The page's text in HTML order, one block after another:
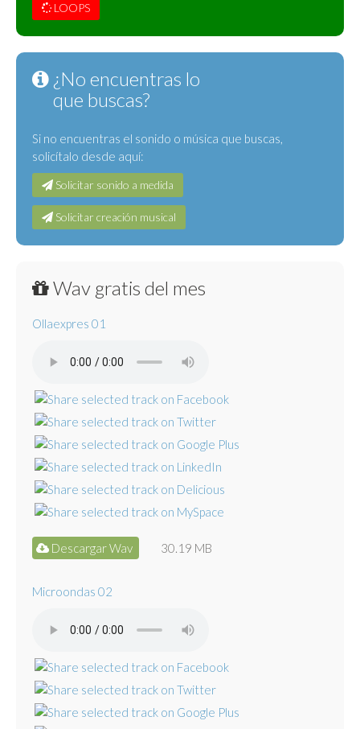
LOOPS
¿No encuentras lo
que buscas?
Si no encuentras el sonido o música que buscas,
solicítalo desde aquí:
Solicitar sonido a medida
Solicitar creación musical
Wav gratis del mes
Ollaexpres 01
Descargar Wav 30.19 MB
Microondas 02